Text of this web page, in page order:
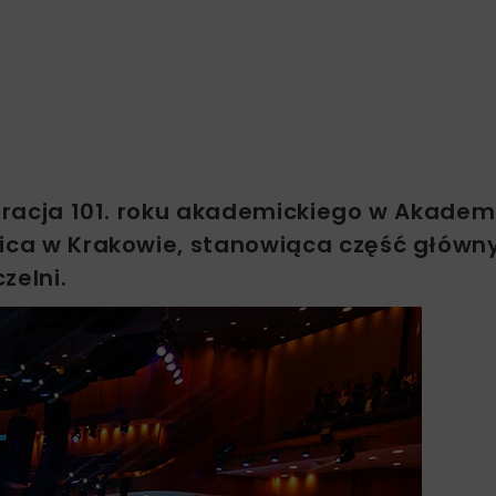
101. roku akademickiego w
w Krakowie, stanowiąca część